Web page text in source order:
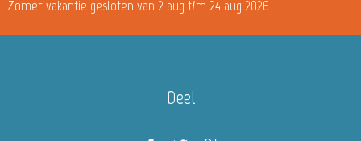
Zomer vakantie gesloten van 2 aug t/m 24 aug 2026
Deel